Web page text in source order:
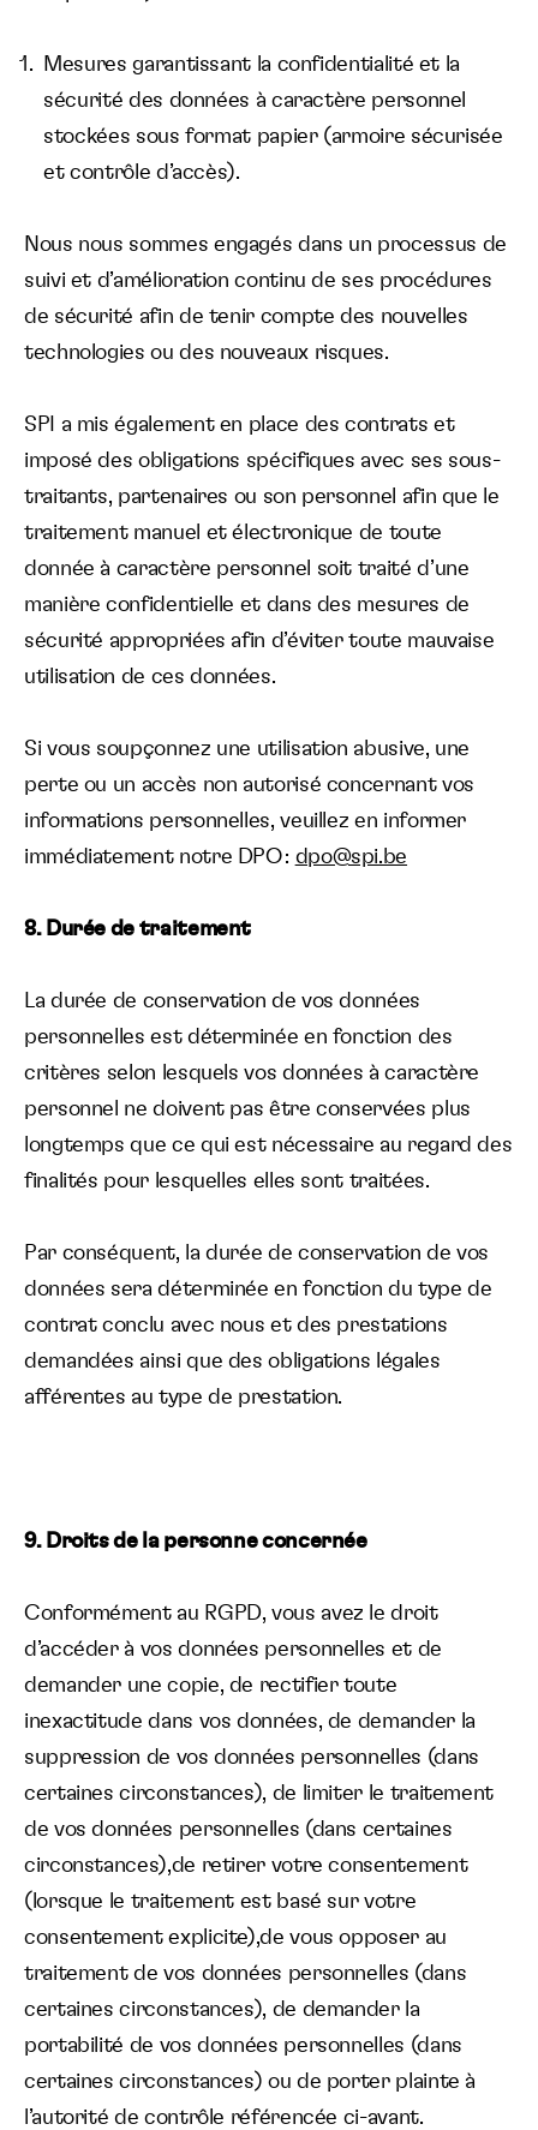
Mesures garantissant la confidentialité et la
sécurité des données à caractère personnel
stockées sous format papier (armoire sécurisée
et contrôle d’accès).
Nous nous sommes engagés dans un processus de
suivi et d’amélioration continu de ses procédures
de sécurité afin de tenir compte des nouvelles
technologies ou des nouveaux risques.
SPI a mis également en place des contrats et
imposé des obligations spécifiques avec ses sous-
traitants, partenaires ou son personnel afin que le
traitement manuel et électronique de toute
donnée à caractère personnel soit traité d’une
manière confidentielle et dans des mesures de
sécurité appropriées afin d’éviter toute mauvaise
utilisation de ces données.
Si vous soupçonnez une utilisation abusive, une
perte ou un accès non autorisé concernant vos
informations personnelles, veuillez en informer
immédiatement notre DPO : dpo@spi.be
8. Durée de traitement
La durée de conservation de vos données
personnelles est déterminée en fonction des
critères selon lesquels vos données à caractère
personnel ne doivent pas être conservées plus
longtemps que ce qui est nécessaire au regard des
finalités pour lesquelles elles sont traitées.
Par conséquent, la durée de conservation de vos
données sera déterminée en fonction du type de
contrat conclu avec nous et des prestations
demandées ainsi que des obligations légales
afférentes au type de prestation.
9. Droits de la personne concernée
Conformément au RGPD, vous avez le droit
d’accéder à vos données personnelles et de
demander une copie, de rectifier toute
inexactitude dans vos données, de demander la
suppression de vos données personnelles (dans
certaines circonstances), de limiter le traitement
de vos données personnelles (dans certaines
circonstances),de retirer votre consentement
(lorsque le traitement est basé sur votre
consentement explicite),de vous opposer au
traitement de vos données personnelles (dans
certaines circonstances), de demander la
portabilité de vos données personnelles (dans
certaines circonstances) ou de porter plainte à
l’autorité de contrôle référencée ci-avant.